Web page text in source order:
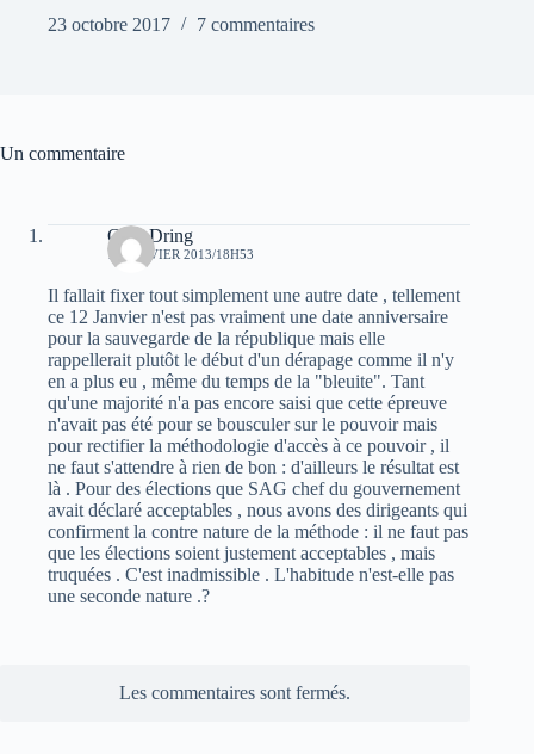
23 octobre 2017
7 commentaires
Un commentaire
Guel Dring
11 JANVIER 2013/18H53
Il fallait fixer tout simplement une autre date , tellement
ce 12 Janvier n'est pas vraiment une date anniversaire
pour la sauvegarde de la république mais elle
rappellerait plutôt le début d'un dérapage comme il n'y
en a plus eu , même du temps de la "bleuite". Tant
qu'une majorité n'a pas encore saisi que cette épreuve
n'avait pas été pour se bousculer sur le pouvoir mais
pour rectifier la méthodologie d'accès à ce pouvoir , il
ne faut s'attendre à rien de bon : d'ailleurs le résultat est
là . Pour des élections que SAG chef du gouvernement
avait déclaré acceptables , nous avons des dirigeants qui
confirment la contre nature de la méthode : il ne faut pas
que les élections soient justement acceptables , mais
truquées . C'est inadmissible . L'habitude n'est-elle pas
une seconde nature .?
Les commentaires sont fermés.